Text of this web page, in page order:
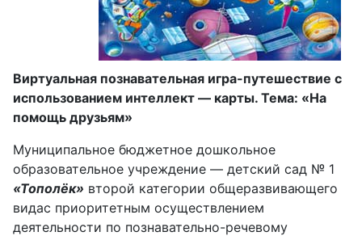
Виртуальная познавательная игра-путешествие с
использованием интеллект — карты. Тема: «На
помощь друзьям»
Муниципальное бюджетное дошкольное
образовательное учреждение — детский сад № 1
«Тополёк» второй категории общеразвивающего
видас приоритетным осуществлением
деятельности по познавательно-речевому